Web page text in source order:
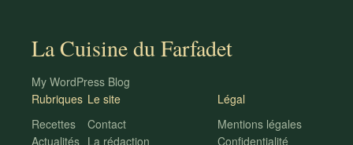
La Cuisine du Farfadet
My WordPress Blog
Rubriques
Recettes
Actualités
Le site
Contact
La rédaction
Légal
Mentions légales
Confidentialité